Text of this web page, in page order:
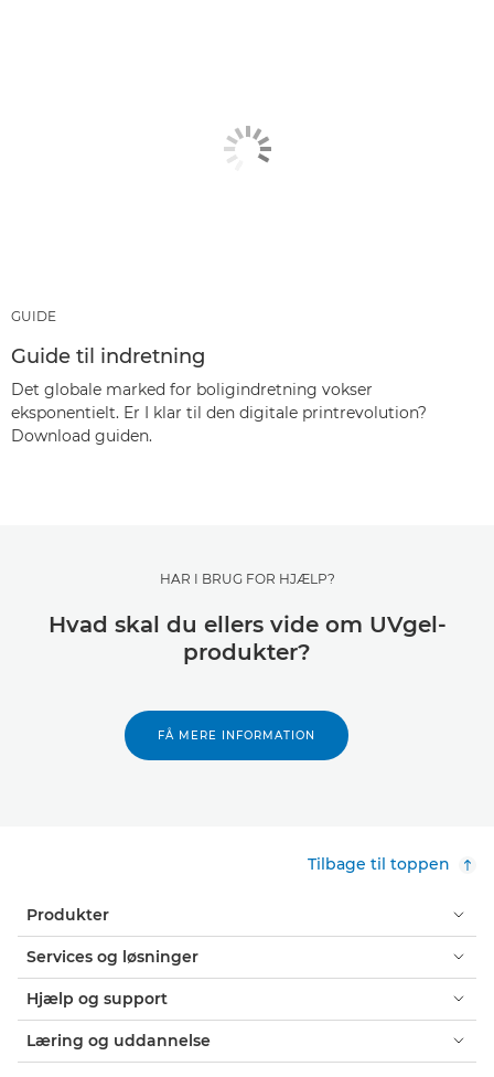
GUIDE
Guide til indretning
Det globale marked for boligindretning vokser
eksponentielt. Er I klar til den digitale printrevolution?
Download guiden.
HAR I BRUG FOR HJÆLP?
Hvad skal du ellers vide om UVgel-
produkter?
FÅ MERE INFORMATION
Tilbage til toppen
Produkter
Services og løsninger
Hjælp og support
Læring og uddannelse